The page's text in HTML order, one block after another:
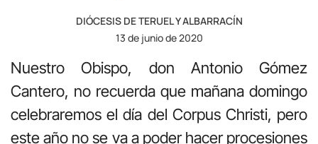
DIÓCESIS DE TERUEL Y ALBARRACÍN
13 de junio de 2020
Nuestro Obispo, don Antonio Gómez
Cantero, no recuerda que mañana domingo
celebraremos el día del Corpus Christi, pero
este año no se va a poder hacer procesiones